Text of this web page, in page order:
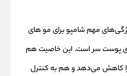
مهم شامپو برای مو های
پوست سر است. این خاصیت هم
کاهش می‌دهد و هم به کنترل